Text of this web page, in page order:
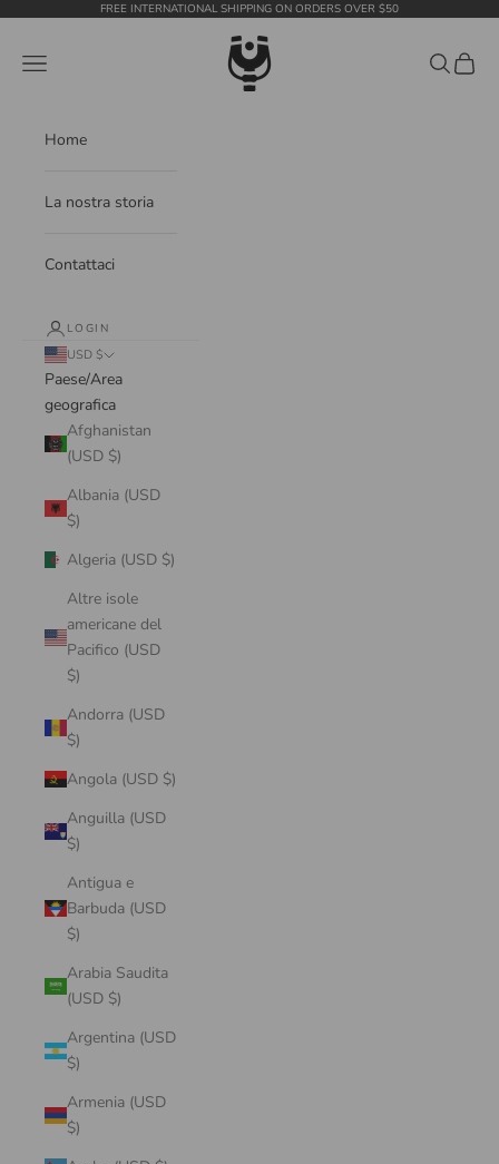
Vai al contenutoFREE INTERNATIONAL SHIPPING ON ORDERS OVER $50
WildTension
Menù Cerca
Home
La nostra storia
Contattaci
LOGIN
USD $
Paese/Area
geografica
Afghanistan
(USD $)
Albania (USD
$)
Algeria (USD $)
Altre isole
americane del
Pacifico (USD
$)
Andorra (USD
$)
Angola (USD $)
Anguilla (USD
$)
Antigua e
Barbuda (USD
$)
Arabia Saudita
(USD $)
Argentina (USD
$)
Armenia (USD
$)